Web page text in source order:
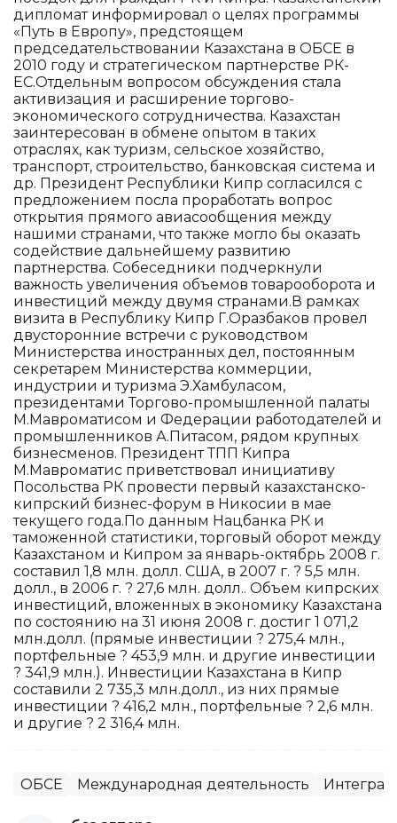
дипломат информировал о целях программы
«Путь в Европу», предстоящем
председательствовании Казахстана в ОБСЕ в
2010 году и стратегическом партнерстве РК-
ЕС.Отдельным вопросом обсуждения стала
активизация и расширение торгово-
экономического сотрудничества. Казахстан
заинтересован в обмене опытом в таких
отраслях, как туризм, сельское хозяйство,
транспорт, строительство, банковская система и
др. Президент Республики Кипр согласился с
предложением посла проработать вопрос
открытия прямого авиасообщения между
нашими странами, что также могло бы оказать
содействие дальнейшему развитию
партнерства. Собеседники подчеркнули
важность увеличения объемов товарооборота и
инвестиций между двумя странами.В рамках
визита в Республику Кипр Г.Оразбаков провел
двусторонние встречи с руководством
Министерства иностранных дел, постоянным
секретарем Министерства коммерции,
индустрии и туризма Э.Хамбуласом,
президентами Торгово-промышленной палаты
М.Мавроматисом и Федерации работодателей и
промышленников А.Питасом, рядом крупных
бизнесменов. Президент ТПП Кипра
М.Мавроматис приветствовал инициативу
Посольства РК провести первый казахстанско-
кипрский бизнес-форум в Никосии в мае
текущего года.По данным Нацбанка РК и
таможенной статистики, торговый оборот между
Казахстаном и Кипром за январь-октябрь 2008 г.
составил 1,8 млн. долл. США, в 2007 г. ? 5,5 млн.
долл., в 2006 г. ? 27,6 млн. долл.. Объем кипрских
инвестиций, вложенных в экономику Казахстана
по состоянию на 31 июня 2008 г. достиг 1 071,2
млн.долл. (прямые инвестиции ? 275,4 млн.,
портфельные ? 453,9 млн. и другие инвестиции
? 341,9 млн.). Инвестиции Казахстана в Кипр
составили 2 735,3 млн.долл., из них прямые
инвестиции ? 416,2 млн., портфельные ? 2,6 млн.
и другие ? 2 316,4 млн.
ОБСЕ Международная деятельность